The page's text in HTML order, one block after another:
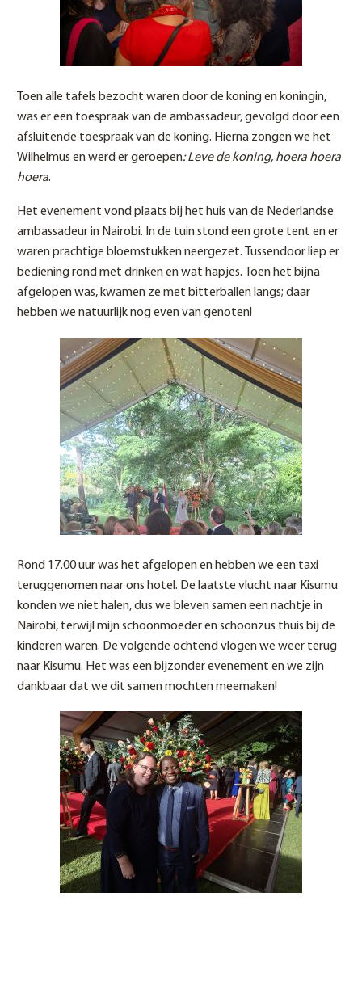
Toen alle tafels bezocht waren door de koning en koningin,
was er een toespraak van de ambassadeur, gevolgd door een
afsluitende toespraak van de koning. Hierna zongen we het
Wilhelmus en werd er geroepen: Leve de koning, hoera hoera
hoera.
Het evenement vond plaats bij het huis van de Nederlandse
ambassadeur in Nairobi. In de tuin stond een grote tent en er
waren prachtige bloemstukken neergezet. Tussendoor liep er
bediening rond met drinken en wat hapjes. Toen het bijna
afgelopen was, kwamen ze met bitterballen langs; daar
hebben we natuurlijk nog even van genoten!
Rond 17.00 uur was het afgelopen en hebben we een taxi
teruggenomen naar ons hotel. De laatste vlucht naar Kisumu
konden we niet halen, dus we bleven samen een nachtje in
Nairobi, terwijl mijn schoonmoeder en schoonzus thuis bij de
kinderen waren. De volgende ochtend vlogen we weer terug
naar Kisumu. Het was een bijzonder evenement en we zijn
dankbaar dat we dit samen mochten meemaken!